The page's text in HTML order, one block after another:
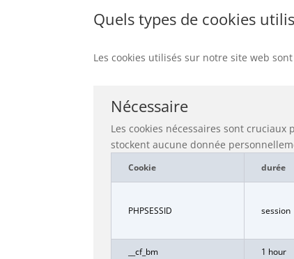
Quels types de cookies
Les cookies utilisés sur notre site web
Nécessaire
Les cookies nécessaires sont
stockent aucune donnée
Cookie durée
PHPSESSID session
__cf_bm 1 hour